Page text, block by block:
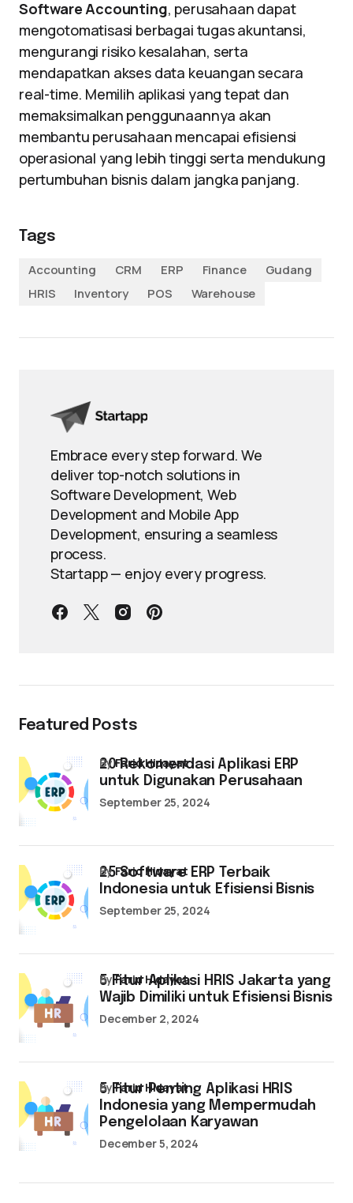
Software Accounting, perusahaan dapat
mengotomatisasi berbagai tugas akuntansi,
mengurangi risiko kesalahan, serta
mendapatkan akses data keuangan secara
real-time. Memilih aplikasi yang tepat dan
memaksimalkan penggunaannya akan
membantu perusahaan mencapai efisiensi
operasional yang lebih tinggi serta mendukung
pertumbuhan bisnis dalam jangka panjang.
Tags
Accounting
CRM ERP Finance
Gudang
HRIS
Inventory POS Warehouse
Embrace every step forward. We
deliver top-notch solutions in
Software Development, Web
Development and Mobile App
Development, ensuring a seamless
process.
Startapp — enjoy every progress.
Featured Posts
20 Rekomendasi Aplikasi ERP
untuk Digunakan Perusahaan
byFarid Hidayat
September 25, 2024
25 Software ERP Terbaik
Indonesia untuk Efisiensi Bisnis
byFarid Hidayat
September 25, 2024
5 Fitur Aplikasi HRIS Jakarta yang
Wajib Dimiliki untuk Efisiensi Bisnis
byFarid Hidayat
December 2, 2024
5 Fitur Penting Aplikasi HRIS
Indonesia yang Mempermudah
Pengelolaan Karyawan
byFarid Hidayat
December 5, 2024